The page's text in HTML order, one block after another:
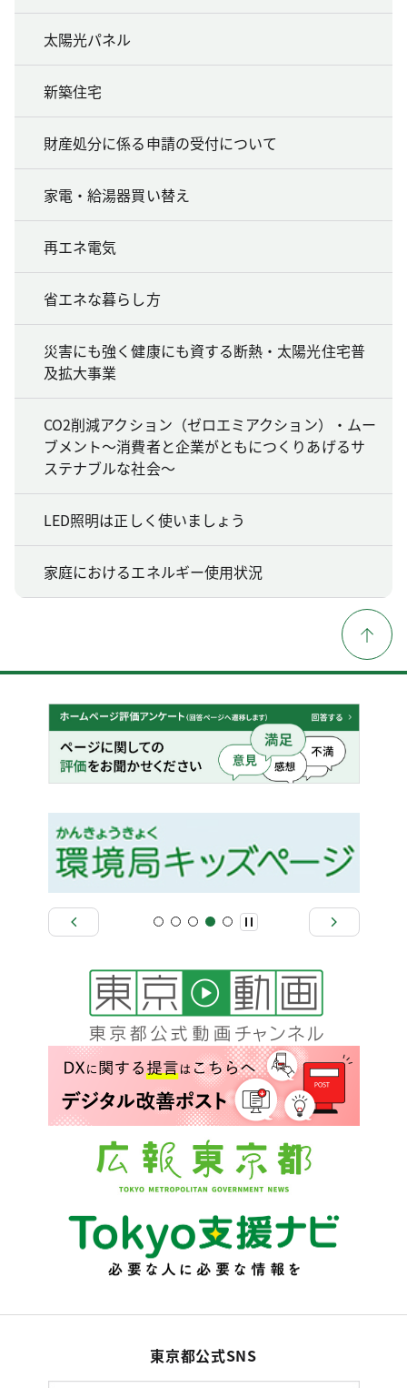
太陽光パネル
新築住宅
財産処分に係る申請の受付について
家電・給湯器買い替え
再エネ電気
省エネな暮らし方
災害にも強く健康にも資する断熱・太陽光住宅普
及拡大事業
CO2削減アクション（ゼロエミアクション）・ムー
ブメント～消費者と企業がともにつくりあげるサ
ステナブルな社会～
LED照明は正しく使いましょう
家庭におけるエネルギー使用状況
東京都公式SNS